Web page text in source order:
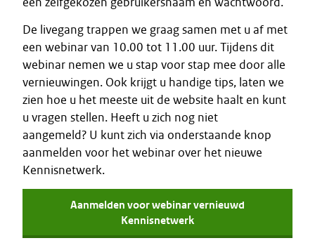
De livegang trappen we graag samen met u af met
een webinar van 10.00 tot 11.00 uur. Tijdens dit
webinar nemen we u stap voor stap mee door alle
vernieuwingen. Ook krijgt u handige tips, laten we
zien hoe u het meeste uit de website haalt en kunt
u vragen stellen. Heeft u zich nog niet
aangemeld? U kunt zich via onderstaande knop
aanmelden voor het webinar over het nieuwe
Kennisnetwerk.
Aanmelden voor webinar vernieuwd
Kennisnetwerk